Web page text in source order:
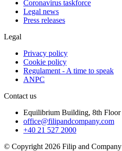
Coronavirus taskforce
Legal news
Press releases
Legal
Privacy policy
Cookie policy
Regulament - A time to speak
ANPC
Contact us
Equilibrium Building, 8th Floor
office@filipandcompany.com
+40 21 527 2000
© Copyright 2026 Filip and Company